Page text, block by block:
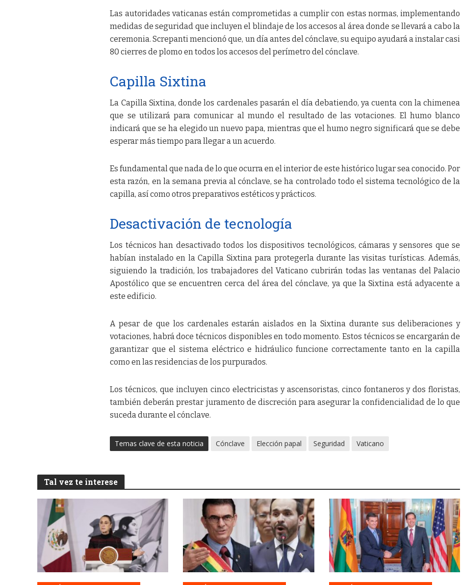
Las autoridades vaticanas están comprometidas a cumplir con estas normas, implementando
medidas de seguridad que incluyen el blindaje de los accesos al área donde se llevará a cabo la
ceremonia. Screpanti mencionó que, un día antes del cónclave, su equipo ayudará a instalar casi
80 cierres de plomo en todos los accesos del perímetro del cónclave.
Capilla Sixtina
La Capilla Sixtina, donde los cardenales pasarán el día debatiendo, ya cuenta con la chimenea
que se utilizará para comunicar al mundo el resultado de las votaciones. El humo blanco
indicará que se ha elegido un nuevo papa, mientras que el humo negro significará que se debe
esperar más tiempo para llegar a un acuerdo.
Es fundamental que nada de lo que ocurra en el interior de este histórico lugar sea conocido. Por
esta razón, en la semana previa al cónclave, se ha controlado todo el sistema tecnológico de la
capilla, así como otros preparativos estéticos y prácticos.
Desactivación de tecnología
Los técnicos han desactivado todos los dispositivos tecnológicos, cámaras y sensores que se
habían instalado en la Capilla Sixtina para protegerla durante las visitas turísticas. Además,
siguiendo la tradición, los trabajadores del Vaticano cubrirán todas las ventanas del Palacio
Apostólico que se encuentren cerca del área del cónclave, ya que la Sixtina está adyacente a
este edificio.
A pesar de que los cardenales estarán aislados en la Sixtina durante sus deliberaciones y
votaciones, habrá doce técnicos disponibles en todo momento. Estos técnicos se encargarán de
garantizar que el sistema eléctrico e hidráulico funcione correctamente tanto en la capilla
como en las residencias de los purpurados.
Los técnicos, que incluyen cinco electricistas y ascensoristas, cinco fontaneros y dos floristas,
también deberán prestar juramento de discreción para asegurar la confidencialidad de lo que
suceda durante el cónclave.
Temas clave de esta noticia Cónclave Elección papal Seguridad Vaticano
Tal vez te interese